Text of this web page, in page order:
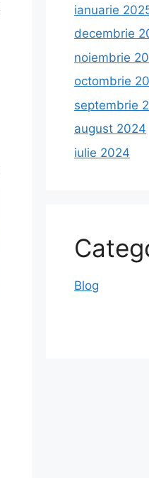
ianuarie
decembrie
noiembrie
octombrie
septembrie
august 2024
iulie 2024
Blog